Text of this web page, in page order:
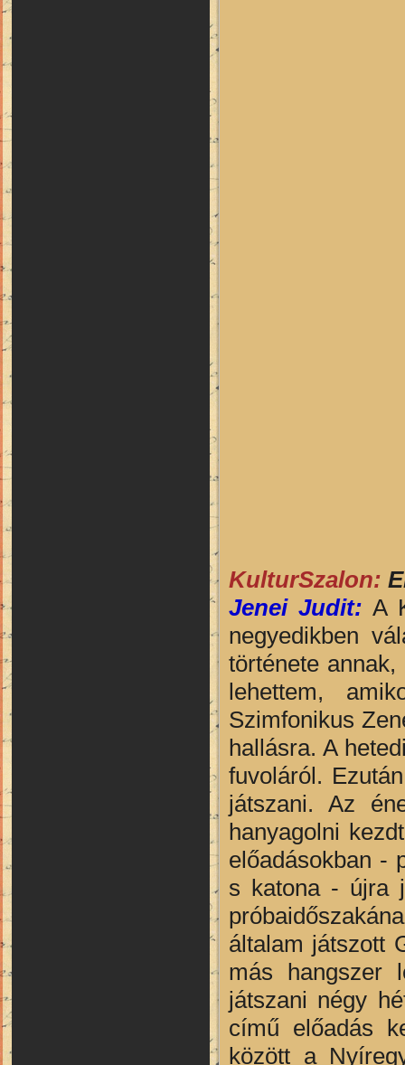
KulturSzalon:
Jenei Judit: A
negyedikben
története
lehettem,
Szimfonikus
hallásra. A
fuvoláról.
játszani. Az
hanyagolni
előadásokban -
s katona - újra
általam játszott
más hangszer
játszani négy
című előadás
között a